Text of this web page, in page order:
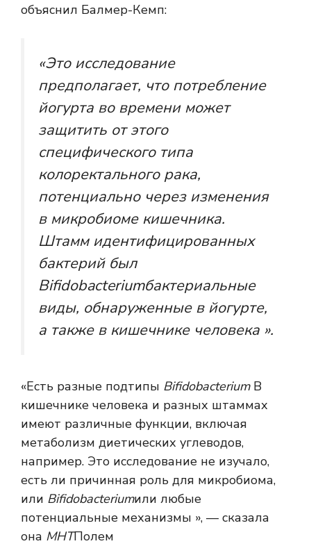
объяснил Балмер-Кемп:
«Это исследование
предполагает, что потребление
йогурта во времени может
защитить от этого
специфического типа
колоректального рака,
потенциально через изменения
в микробиоме кишечника.
Штамм идентифицированных
бактерий был
Bifidobacteriumбактериальные
виды, обнаруженные в йогурте,
а также в кишечнике человека ».
«Есть разные подтипы BifidobacteriumВ
кишечнике человека и разных штаммах
имеют различные функции, включая
метаболизм диетических углеводов,
например. Это исследование не изучало,
есть ли причинная роль для микробиома,
или Bifidobacteriumили любые
потенциальные механизмы », — сказала
она МНТПолем